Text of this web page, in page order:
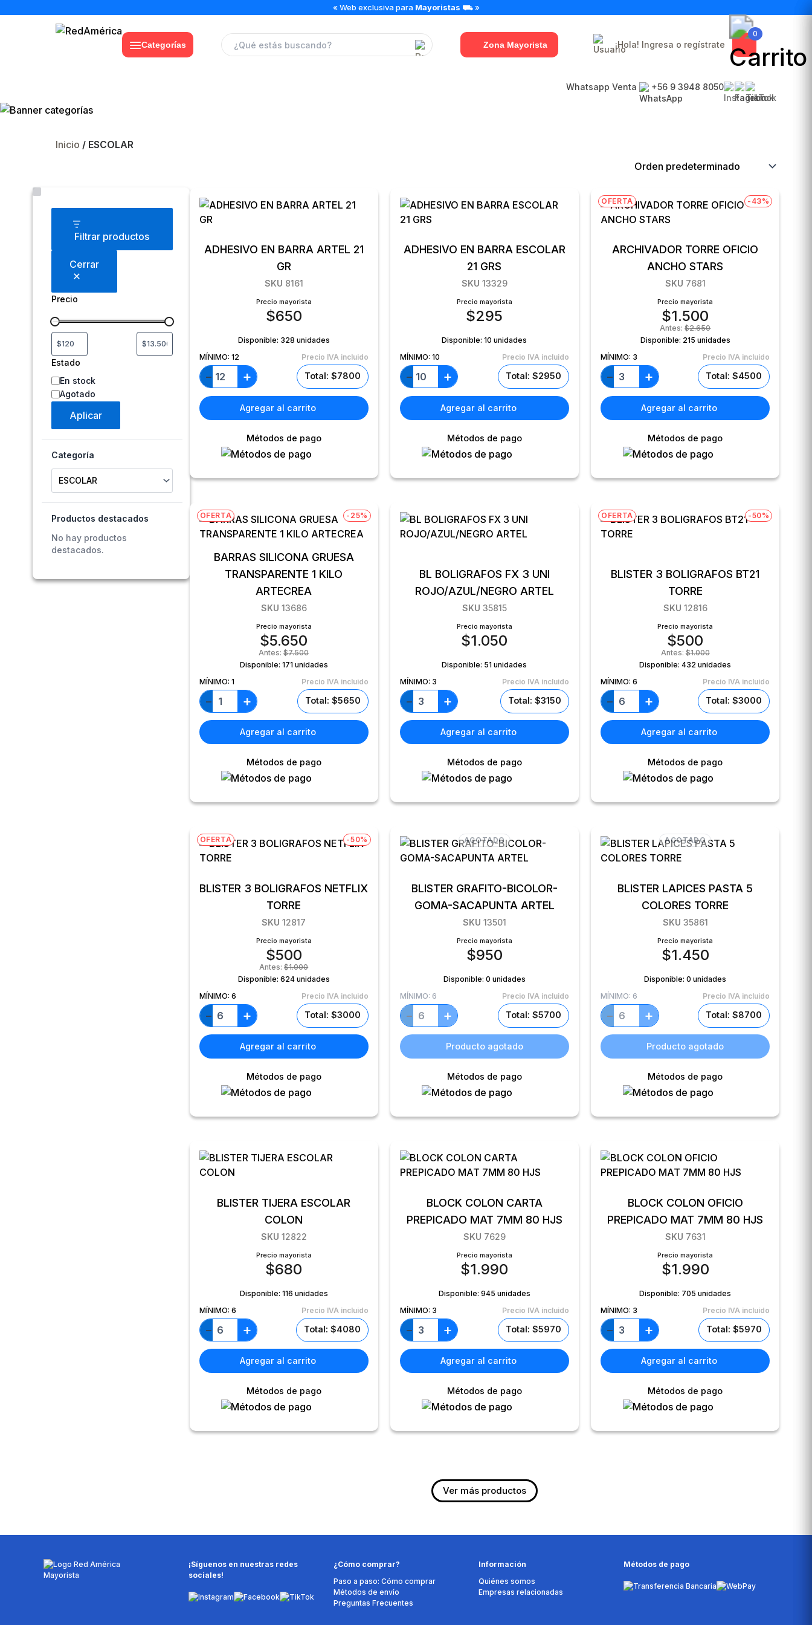
« Web exclusiva para Mayoristas ⛟ »
Categorías Zona Mayorista
0
¡Hola! Ingresa o regístrate
Whatsapp Venta +56 9 3948 8050
Inicio / ESCOLAR
Filtrar productos
Cerrar
Precio
Estado
En stock
Agotado
Aplicar
Categoría
Productos destacados
No hay productos
destacados.
ADHESIVO EN BARRA ARTEL 21
GR
SKU 8161
Precio mayorista
$650
Disponible: 328 unidades
MÍNIMO: 12 Precio IVA incluido
− + Total: $7800
Agregar al carrito
Métodos de pago
ADHESIVO EN BARRA ESCOLAR
21 GRS
SKU 13329
Precio mayorista
$295
Disponible:10 unidades
MÍNIMO: 10 Precio IVA incluido
− + Total: $2950
Agregar al carrito
Métodos de pago
OFERTA -43%
ARCHIVADOR TORRE OFICIO
ANCHO STARS
SKU 7681
Precio mayorista
$1.500
Antes:$2.650
Disponible: 215 unidades
MÍNIMO: 3 Precio IVA incluido
− + Total: $4500
Agregar al carrito
Métodos de pago
OFERTA -25%
BARRAS SILICONA GRUESA
TRANSPARENTE 1 KILO
ARTECREA
SKU 13686
Precio mayorista
$5.650
Antes:$7.500
Disponible: 171 unidades
MÍNIMO: 1 Precio IVA incluido
− + Total: $5650
Agregar al carrito
Métodos de pago
BL BOLIGRAFOS FX 3 UNI
ROJO/AZUL/NEGRO ARTEL
SKU 35815
Precio mayorista
$1.050
Disponible: 51 unidades
MÍNIMO: 3 Precio IVA incluido
− + Total: $3150
Agregar al carrito
Métodos de pago
OFERTA -50%
BLISTER 3 BOLIGRAFOS BT21
TORRE
SKU 12816
Precio mayorista
$500
Antes:$1.000
Disponible:432 unidades
MÍNIMO:6 Precio IVA incluido
− + Total: $3000
Agregar al carrito
Métodos de pago
OFERTA -50%
BLISTER 3 BOLIGRAFOS NETFLIX
TORRE
SKU 12817
Precio mayorista
$500
Antes:$1.000
Disponible: 624 unidades
MÍNIMO: 6 Precio IVA incluido
− + Total: $3000
Agregar al carrito
Métodos de pago
AGOTADO
BLISTER GRAFITO-BICOLOR-
GOMA-SACAPUNTA ARTEL
SKU 13501
Precio mayorista
$950
Disponible: 0 unidades
MÍNIMO: 6 Precio IVA incluido
− + Total: $5700
Producto agotado
Métodos de pago
AGOTADO
BLISTER LAPICES PASTA 5
COLORES TORRE
SKU 35861
Precio mayorista
$1.450
Disponible:0 unidades
MÍNIMO: 6 Precio IVA incluido
− + Total: $8700
Producto agotado
Métodos de pago
BLISTER TIJERA ESCOLAR
COLON
SKU 12822
Precio mayorista
$680
Disponible: 116 unidades
MÍNIMO: 6 Precio IVA incluido
− + Total: $4080
Agregar al carrito
Métodos de pago
BLOCK COLON CARTA
PREPICADO MAT 7MM 80 HJS
SKU 7629
Precio mayorista
$1.990
Disponible: 945 unidades
MÍNIMO: 3 Precio IVA incluido
− + Total: $5970
Agregar al carrito
Métodos de pago
BLOCK COLON OFICIO
PREPICADO MAT 7MM 80 HJS
SKU 7631
Precio mayorista
$1.990
Disponible: 705 unidades
MÍNIMO: 3 Precio IVA incluido
− + Total: $5970
Agregar al carrito
Métodos de pago
¡Síguenos en nuestras redes
sociales!
¿Cómo comprar?
Paso a paso: Cómo comprar
Métodos de envío
Preguntas Frecuentes
Información
Quiénes somos
Empresas relacionadas
Métodos de pago